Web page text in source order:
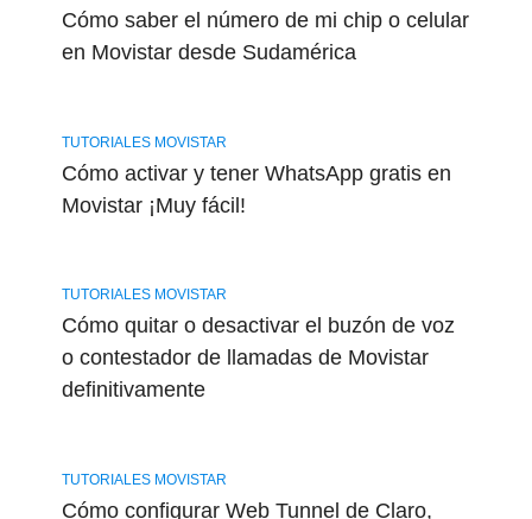
Cómo saber el número de mi chip o celular
en Movistar desde Sudamérica
TUTORIALES MOVISTAR
Cómo activar y tener WhatsApp gratis en
Movistar ¡Muy fácil!
TUTORIALES MOVISTAR
Cómo quitar o desactivar el buzón de voz
o contestador de llamadas de Movistar
definitivamente
TUTORIALES MOVISTAR
Cómo configurar Web Tunnel de Claro,